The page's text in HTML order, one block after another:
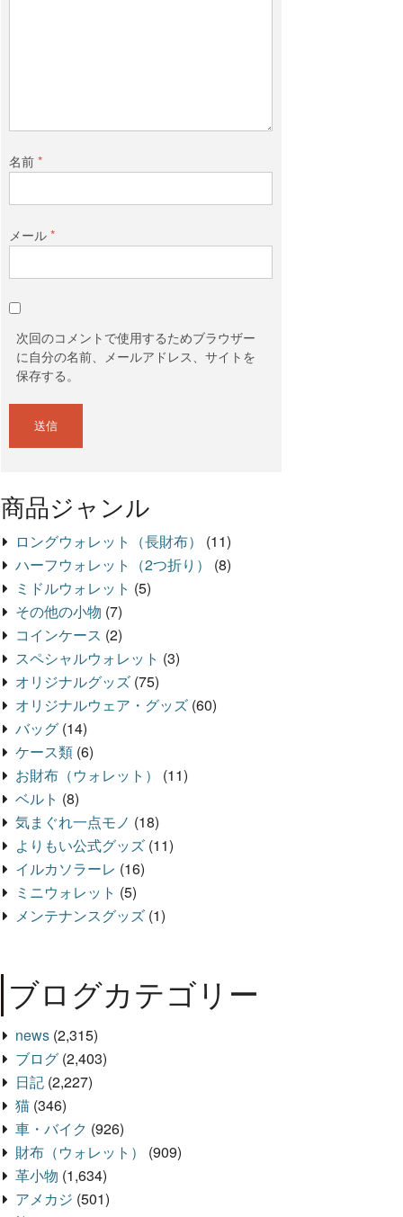
名前*
メール*
次回のコメントで使用するためブラウザー
に自分の名前、メールアドレス、サイトを
保存する。
商品ジャンル
ロングウォレット（長財布）
(11)
ハーフウォレット（2つ折り）
(8)
ミドルウォレット (5)
その他の小物 (7)
コインケース (2)
スペシャルウォレット (3)
オリジナルグッズ (75)
オリジナルウェア・グッズ (60)
バッグ (14)
ケース類 (6)
お財布（ウォレット）
(11)
ベルト (8)
気まぐれ一点モノ (18)
よりもい公式グッズ (11)
イルカソラーレ (16)
ミニウォレット (5)
メンテナンスグッズ (1)
ブログカテゴリー
news (2,315)
ブログ (2,403)
日記 (2,227)
猫 (346)
車・バイク (926)
財布（ウォレット）
(909)
革小物 (1,634)
アメカジ (501)